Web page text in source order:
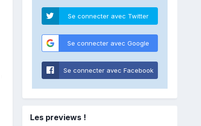
Se connecter avec Twitter
Se connecter avec Google
Se connecter avec Facebook
Les previews !